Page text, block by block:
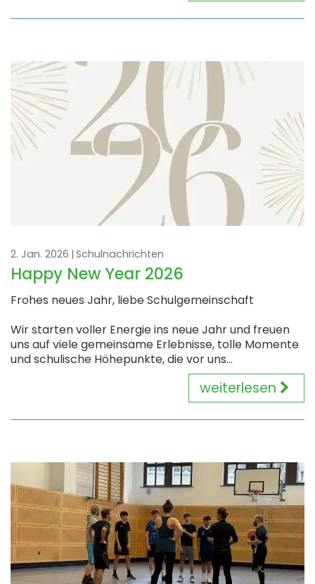
2. Jan. 2026 Schulnachrichten
Happy New Year 2026
Frohes neues Jahr, liebe Schulgemeinschaft
Wir starten voller Energie ins neue Jahr und freuen
uns auf viele gemeinsame Erlebnisse, tolle Momente
und schulische Höhepunkte, die vor uns...
weiterlesen